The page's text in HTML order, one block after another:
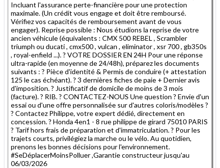
Incluant l'assurance perte-financière pour une protection
maximale. (Un crédit vous engage et doit être remboursé.
Vérifiez vos capacités de remboursement avant de vous
engager). Reprise possible : Nous étudions la reprise de votre
ancien véhicule (équivalents : CMX 500 REBEL , Scrambler
triumph ou ducati , cmx500 , vulcan , eliminator , xsr 700 , gb350s
, royal-enfield ...). ? VOTRE DOSSIER EN 24H Pour une réponse
ultra-rapide (en moyenne de 24/48h), préparez les documents
suivants : ? Pièce d'identité & Permis de conduire (+ attestation
125 le cas échéant). ? 3 dernières fiches de paie + Dernier avis
d'imposition. ? Justificatif de domicile de moins de 3 mois
(facture). ? RIB. ? CONTACTEZ-NOUS Une question ? Envie d'un
essai ou d'une offre personnalisée sur d'autres coloris/modèles ?
? Contactez Philippe, votre expert dédié, directement en
concession. ? Honda 4en1 - 8 rue philippe de girard 75010 PARIS
? Tarif hors frais de préparation et d'immatriculation. ? Pour les
trajets courts, privilégiez la marche ou le vélo. Au quotidien,
prenons les bonnes décisions pour l'environnement.
#SeDéplacerMoinsPolluer ,Garantie constructeur jusqu'au
06/03/2026